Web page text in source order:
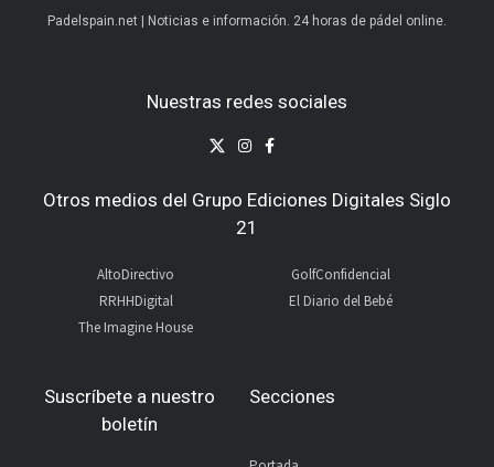
Padelspain.net | Noticias e información. 24 horas de pádel online.
Nuestras redes sociales
Otros medios del Grupo Ediciones Digitales Siglo
21
AltoDirectivo
RRHHDigital
The Imagine House
GolfConfidencial
El Diario del Bebé
Suscríbete a nuestro
boletín
Secciones